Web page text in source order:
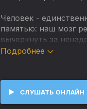
Человек -
памятью: наш мозг
вычеркнуть за
все чаще память
инженеров и
иной области науки
время.
Подробнее
СЛУШАТЬ ОНЛАЙН